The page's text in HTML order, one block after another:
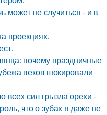
может не случиться - и в
проекциях.
почему праздничные
веков шокировали
всех сил грызла орехи -
что о зубах я даже не